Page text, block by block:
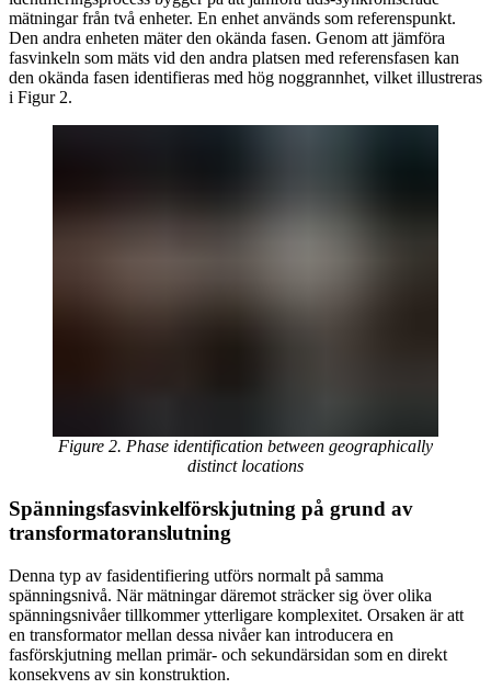
mätningar från två enheter. En enhet används som referenspunkt.
Den andra enheten mäter den okända fasen. Genom att jämföra
fasvinkeln som mäts vid den andra platsen med referensfasen kan
den okända fasen identifieras med hög noggrannhet, vilket illustreras
i Figur 2.
Figure 2. Phase identification between geographically
distinct locations
Spänningsfasvinkel­förskjutning på grund av
transformatoranslutning
Denna typ av fasidentifiering utförs normalt på samma
spänningsnivå. När mätningar däremot sträcker sig över olika
spänningsnivåer tillkommer ytterligare komplexitet. Orsaken är att
en transformator mellan dessa nivåer kan introducera en
fasförskjutning mellan primär- och sekundärsidan som en direkt
konsekvens av sin konstruktion.